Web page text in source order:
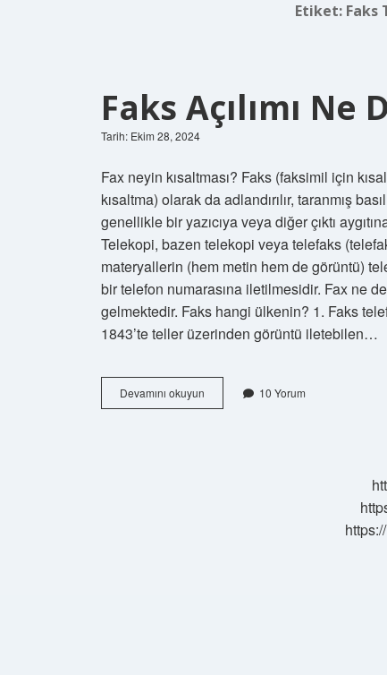
Etiket: Faks
Faks Açılımı Ne
Tarih: Ekim 28, 2024
Fax neyin kısaltması? Faks (faksimil için
kısaltma) olarak da adlandırılır, taranmış
genellikle bir yazıcıya veya diğer çıktı
Telekopi, bazen telekopi veya telefaks
materyallerin (hem metin hem de görüntü)
bir telefon numarasına iletilmesidir. Fax ne
gelmektedir. Faks hangi ülkenin? 1. Faks
1843’te teller üzerinden görüntü iletebilen…
Devamını okuyun
Açılımı
10 Yorum